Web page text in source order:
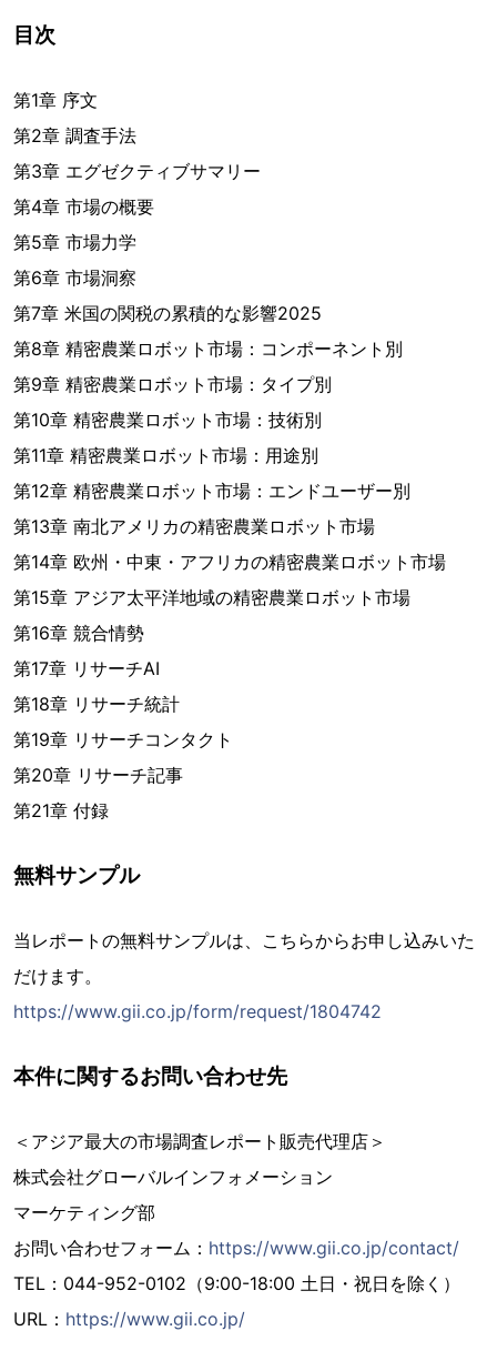
目次
第1章 序文
第2章 調査手法
第3章 エグゼクティブサマリー
第4章 市場の概要
第5章 市場力学
第6章 市場洞察
第7章 米国の関税の累積的な影響2025
第8章 精密農業ロボット市場：コンポーネント別
第9章 精密農業ロボット市場：タイプ別
第10章 精密農業ロボット市場：技術別
第11章 精密農業ロボット市場：用途別
第12章 精密農業ロボット市場：エンドユーザー別
第13章 南北アメリカの精密農業ロボット市場
第14章 欧州・中東・アフリカの精密農業ロボット市場
第15章 アジア太平洋地域の精密農業ロボット市場
第16章 競合情勢
第17章 リサーチAI
第18章 リサーチ統計
第19章 リサーチコンタクト
第20章 リサーチ記事
第21章 付録
無料サンプル
当レポートの無料サンプルは、こちらからお申し込みいた
だけます。
https://www.gii.co.jp/form/request/1804742
本件に関するお問い合わせ先
＜アジア最大の市場調査レポート販売代理店＞
株式会社グローバルインフォメーション
マーケティング部
お問い合わせフォーム： https://www.gii.co.jp/contact/
TEL：044-952-0102（9:00-18:00 土日・祝日を除く）
URL： https://www.gii.co.jp/